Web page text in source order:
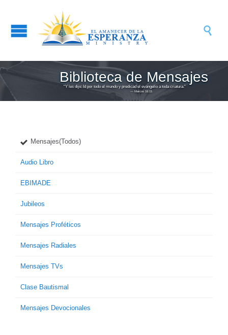

Biblioteca de Mensajes
“Y les dijo: Id por todo el mundo y predicad el evangelio a toda criatura.”
― Marcos 16:15
Mensajes(Todos)
Audio Libro
EBIMADE
Jubileos
Mensajes Proféticos
Mensajes Radiales
Mensajes TVs
Clase Bautismal
Mensajes Devocionales